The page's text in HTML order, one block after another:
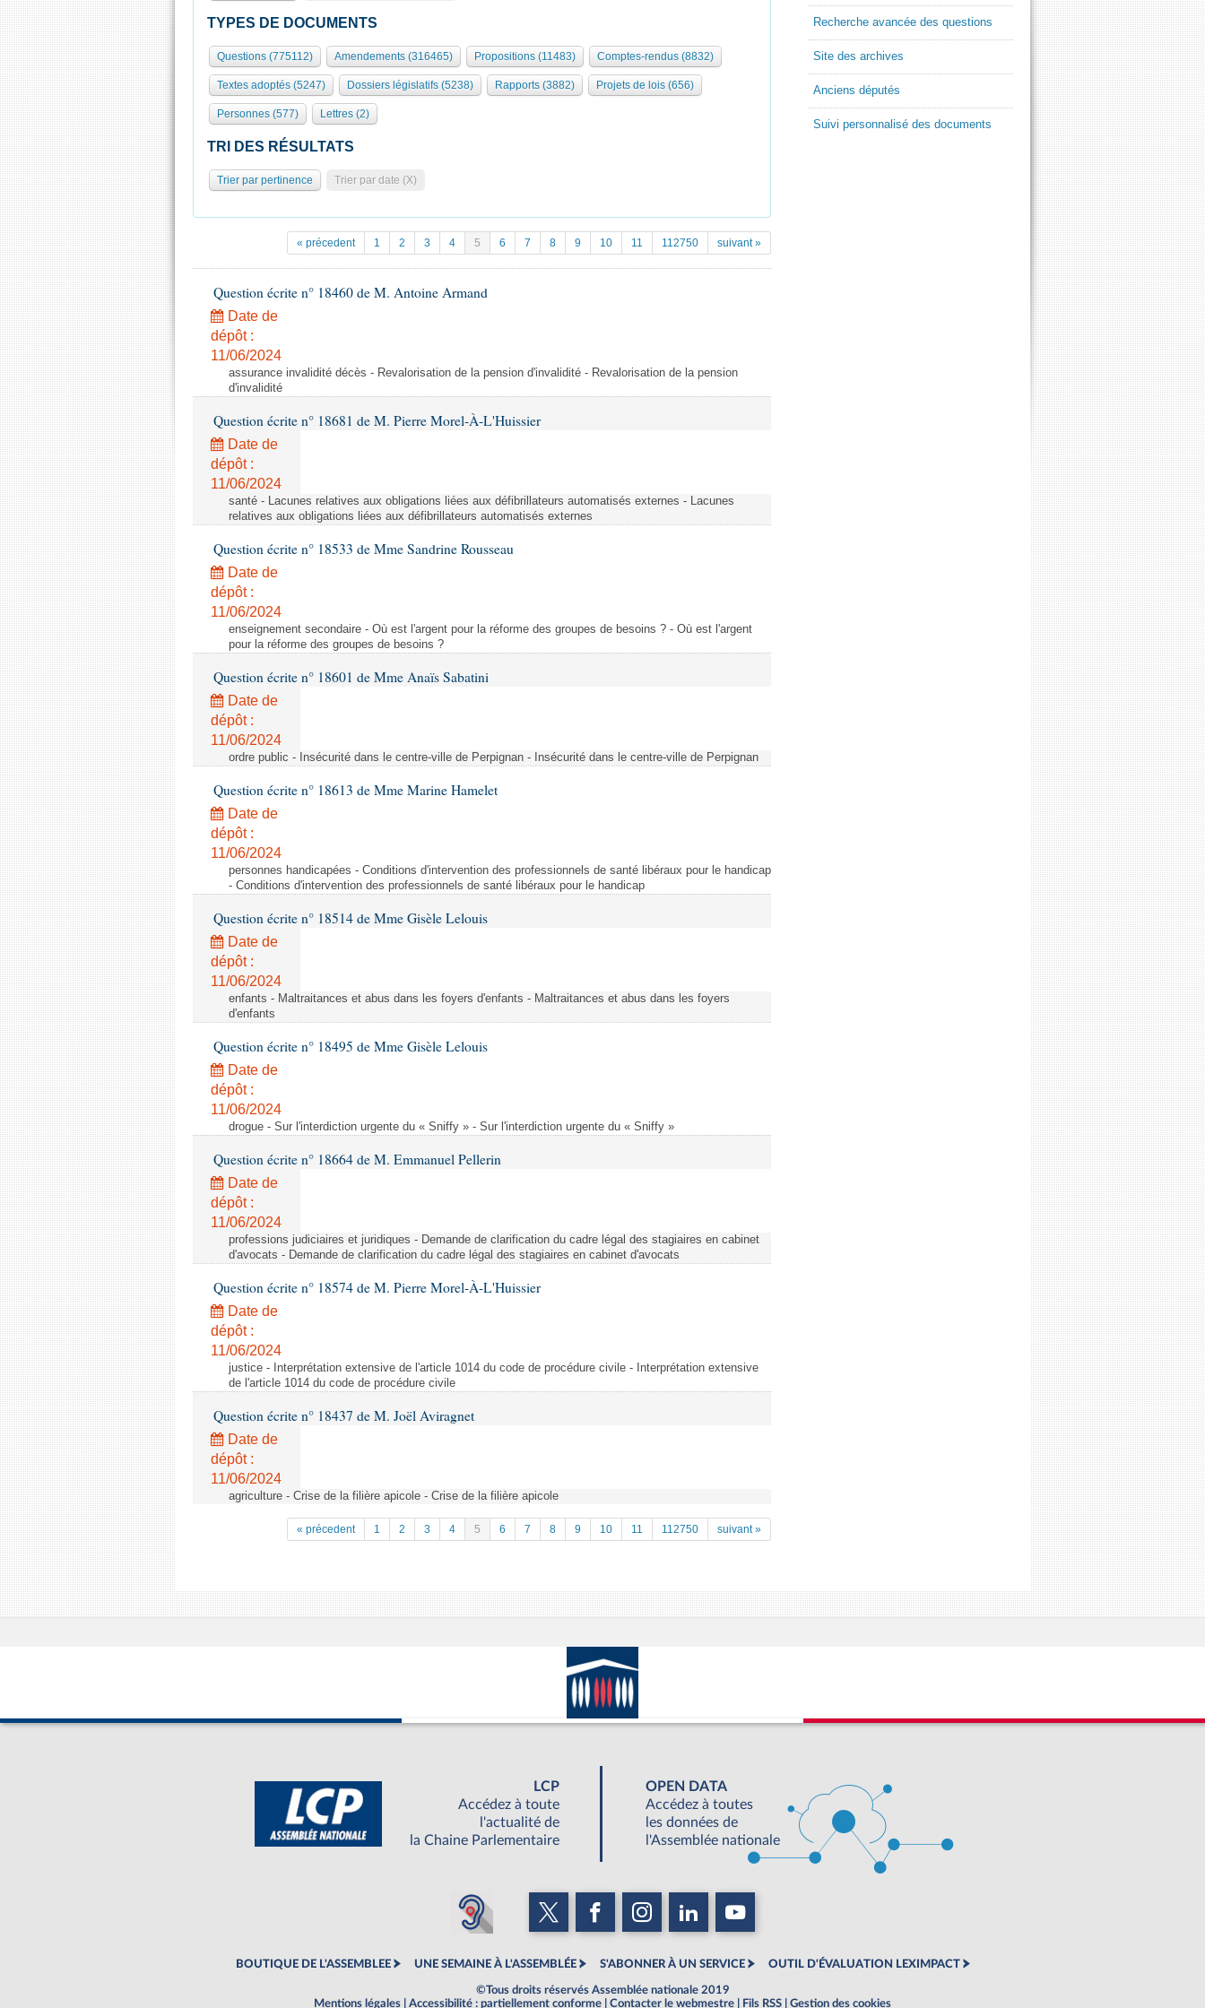
TYPES DE DOCUMENTS
Questions (775112) Amendements (316465) Propositions (11483) Comptes-rendus (8832)
Textes adoptés (5247) Dossiers législatifs (5238) Rapports (3882) Projets de lois (656)
Personnes (577) Lettres (2)
TRI DES RÉSULTATS
Trier par pertinence Trier par date (X)
« précedent 1 2 3 4 5 6 7 8 9 10 11 112750 suivant »
Question écrite n° 18460 de M. Antoine Armand
Date de
dépôt :
11/06/2024
assurance invalidité décès - Revalorisation de la pension d'invalidité - Revalorisation de la pension
d'invalidité
Question écrite n° 18681 de M. Pierre Morel-À-L'Huissier
Date de
dépôt :
11/06/2024
santé - Lacunes relatives aux obligations liées aux défibrillateurs automatisés externes - Lacunes
relatives aux obligations liées aux défibrillateurs automatisés externes
Question écrite n° 18533 de Mme Sandrine Rousseau
Date de
dépôt :
11/06/2024
enseignement secondaire - Où est l'argent pour la réforme des groupes de besoins ? - Où est l'argent
pour la réforme des groupes de besoins ?
Question écrite n° 18601 de Mme Anaïs Sabatini
Date de
dépôt :
11/06/2024
ordre public - Insécurité dans le centre-ville de Perpignan - Insécurité dans le centre-ville de Perpignan
Question écrite n° 18613 de Mme Marine Hamelet
Date de
dépôt :
11/06/2024
personnes handicapées - Conditions d'intervention des professionnels de santé libéraux pour le handicap
- Conditions d'intervention des professionnels de santé libéraux pour le handicap
Question écrite n° 18514 de Mme Gisèle Lelouis
Date de
dépôt :
11/06/2024
enfants - Maltraitances et abus dans les foyers d'enfants - Maltraitances et abus dans les foyers
d'enfants
Question écrite n° 18495 de Mme Gisèle Lelouis
Date de
dépôt :
11/06/2024
drogue - Sur l'interdiction urgente du « Sniffy » - Sur l'interdiction urgente du « Sniffy »
Question écrite n° 18664 de M. Emmanuel Pellerin
Date de
dépôt :
11/06/2024
professions judiciaires et juridiques - Demande de clarification du cadre légal des stagiaires en cabinet
d'avocats - Demande de clarification du cadre légal des stagiaires en cabinet d'avocats
Question écrite n° 18574 de M. Pierre Morel-À-L'Huissier
Date de
dépôt :
11/06/2024
justice - Interprétation extensive de l'article 1014 du code de procédure civile - Interprétation extensive
de l'article 1014 du code de procédure civile
Question écrite n° 18437 de M. Joël Aviragnet
Date de
dépôt :
11/06/2024
agriculture - Crise de la filière apicole - Crise de la filière apicole
« précedent 1 2 3 4 5 6 7 8 9 10 11 112750 suivant »
Recherche avancée des questions
Site des archives
Anciens députés
Suivi personnalisé des documents
LCP
Accédez à toute
l'actualité de
la Chaine Parlementaire
OPEN DATA
Accédez à toutes
les données de
l'Assemblée nationale
BOUTIQUE DE L'ASSEMBLEE UNE SEMAINE À L'ASSEMBLÉE S'ABONNER À UN SERVICE OUTIL D'ÉVALUATION LEXIMPACT
©Tous droits réservés Assemblée nationale 2019
Mentions légales
Accessibilité : partiellement conforme Contacter le webmestre Fils RSS Gestion des cookies